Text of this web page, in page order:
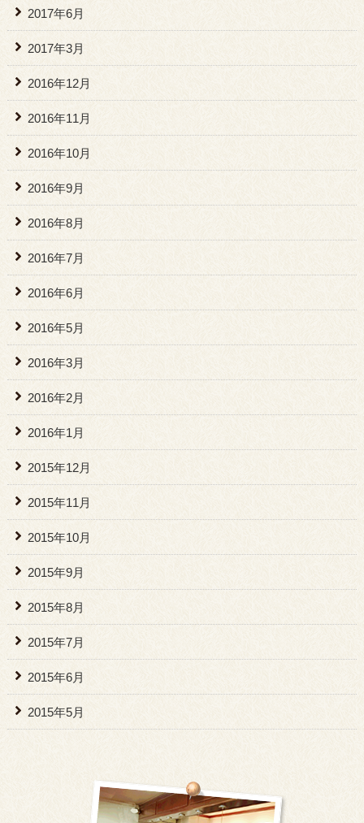
2017年6月
2017年3月
2016年12月
2016年11月
2016年10月
2016年9月
2016年8月
2016年7月
2016年6月
2016年5月
2016年3月
2016年2月
2016年1月
2015年12月
2015年11月
2015年10月
2015年9月
2015年8月
2015年7月
2015年6月
2015年5月